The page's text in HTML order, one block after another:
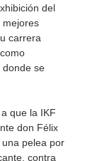
del
mejores
carrera
donde se
que la IKF
don Félix
una pelea por
contra